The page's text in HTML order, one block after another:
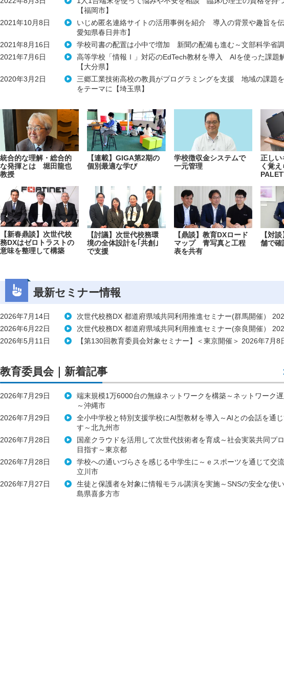
【福岡市】
2021年10月8日
いじめ匿名連絡サイトの活用事例を紹介 導入の背景や趣旨を伝
愛知県春日井市】
2021年8月16日
学校司書の配置は小中で増加 新聞の配備も進む～文部科学省
2021年7月6日
高等学校「情報Ⅰ」対応のEdTech教材を導入 AIを使った課題
【大分県】
2020年3月2日
三郷工業技術高校の教員がプログラミングを支援 地域の課題
をテーマに【埼玉県】
統合的な理解・総合的
な発揮とは 堀田龍也
教授
【連載】GIGA第2期の
個別最適な学び
学校徴収金システムで
一元管理
正しい
く覚
【新春鼎談】次世代校
務DXはゼロトラストの
意味を整理して構築
【討議】次世代校務環
境の全体設計を｢共創｣
で支援
【鼎談】教育DXロード
マップ 青写真と工程
表を共有
【対
舗で確
最新セミナー情報
2026年7月14日
次世代校務DX 都道府県域共同利用推進セミナー(群馬開催）
2026年6月22日
次世代校務DX 都道府県域共同利用推進セミナー(奈良開催）
2026年5月11日
【第130回教育委員会対象セミナー】＜東京開催＞ 2026年7月8
教育委員会｜新着記事
2026年7月29日
端末規模1万6000台の無線ネットワークを構築～ネットワーク
～沖縄市
2026年7月29日
全小中学校と特別支援学校にAI型教材を導入～AIとの会話を通
す～北九州市
2026年7月28日
国産クラウドを活用して次世代技術者を育成～社会実装共同プ
目指す～東京都
2026年7月28日
学校への通いづらさを感じる中学生に～ｅスポーツを通じて交
立川市
2026年7月27日
生徒と保護者を対象に情報モラル講演を実施～SNSの安全な使
島県喜多方市